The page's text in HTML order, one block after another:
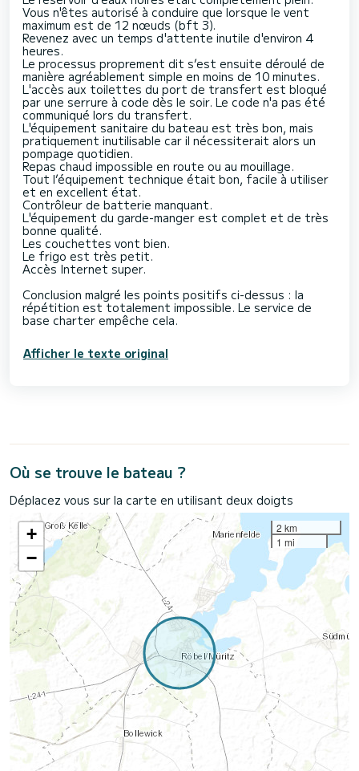
Vous n'êtes autorisé à conduire que lorsque le vent
maximum est de 12 nœuds (bft 3).
Revenez avec un temps d'attente inutile d'environ 4
heures.
Le processus proprement dit s’est ensuite déroulé de
manière agréablement simple en moins de 10 minutes.
L'accès aux toilettes du port de transfert est bloqué
par une serrure à code dès le soir. Le code n'a pas été
communiqué lors du transfert.
L'équipement sanitaire du bateau est très bon, mais
pratiquement inutilisable car il nécessiterait alors un
pompage quotidien.
Repas chaud impossible en route ou au mouillage.
Tout l’équipement technique était bon, facile à utiliser
et en excellent état.
Contrôleur de batterie manquant.
L'équipement du garde-manger est complet et de très
bonne qualité.
Les couchettes vont bien.
Le frigo est très petit.
Accès Internet super.
Conclusion malgré les points positifs ci-dessus : la
répétition est totalement impossible. Le service de
Afficher le texte original
Où se trouve le bateau ?
Déplacez vous sur la carte en utilisant deux doigts
+
−
2 km
1 mi